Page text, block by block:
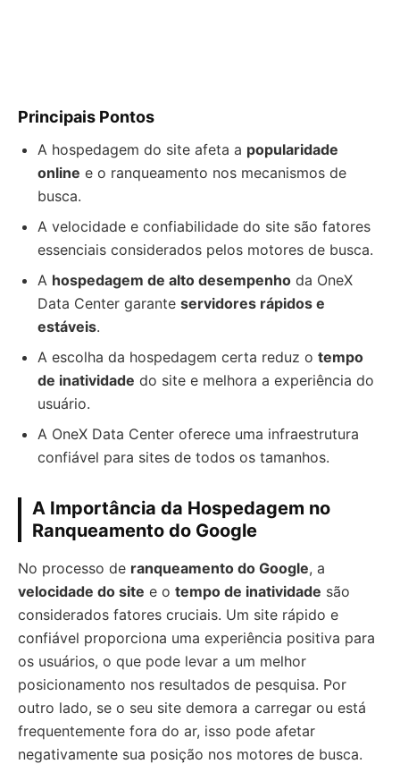
Principais Pontos
A hospedagem do site afeta a popularidade
online e o ranqueamento nos mecanismos de
busca.
A velocidade e confiabilidade do site são fatores
essenciais considerados pelos motores de busca.
A hospedagem de alto desempenho da OneX
Data Center garante servidores rápidos e
estáveis.
A escolha da hospedagem certa reduz o tempo
de inatividade do site e melhora a experiência do
usuário.
A OneX Data Center oferece uma infraestrutura
confiável para sites de todos os tamanhos.
A Importância da Hospedagem no
Ranqueamento do Google
No processo de ranqueamento do Google, a
velocidade do site e o tempo de inatividade são
considerados fatores cruciais. Um site rápido e
confiável proporciona uma experiência positiva para
os usuários, o que pode levar a um melhor
posicionamento nos resultados de pesquisa. Por
outro lado, se o seu site demora a carregar ou está
frequentemente fora do ar, isso pode afetar
negativamente sua posição nos motores de busca.